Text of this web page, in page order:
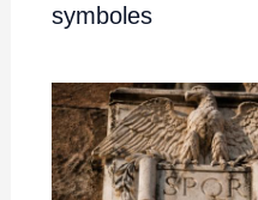
symboles